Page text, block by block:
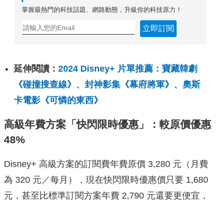
掌握最熱門的科技話題、網路動態，升級你的科技原力！
立即訂閱
延伸閱讀： 2024 Disney+ 片單推薦：寶藏韓劇
《碰撞搜查線》、封神影集《幕府將軍》、奧斯
卡電影《可憐的東西》
高級年費方案「快閃限時優惠」：較原價優惠
48%
Disney+ 高級方案的訂閱費年費原價 3,280 元（月費
為 320 元／每月），現在快閃限時優惠價只要 1,680
元，甚至比標準訂閱方案年費 2,790 元還要更便宜，